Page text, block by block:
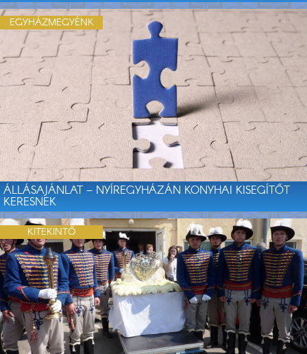
ÁLLÁSAJÁNLAT – NYÍREGYHÁZÁN KONYHAI KISEGÍTŐT
KERESNEK
EGYHÁZMEGYÉNK
KITEKINTŐ